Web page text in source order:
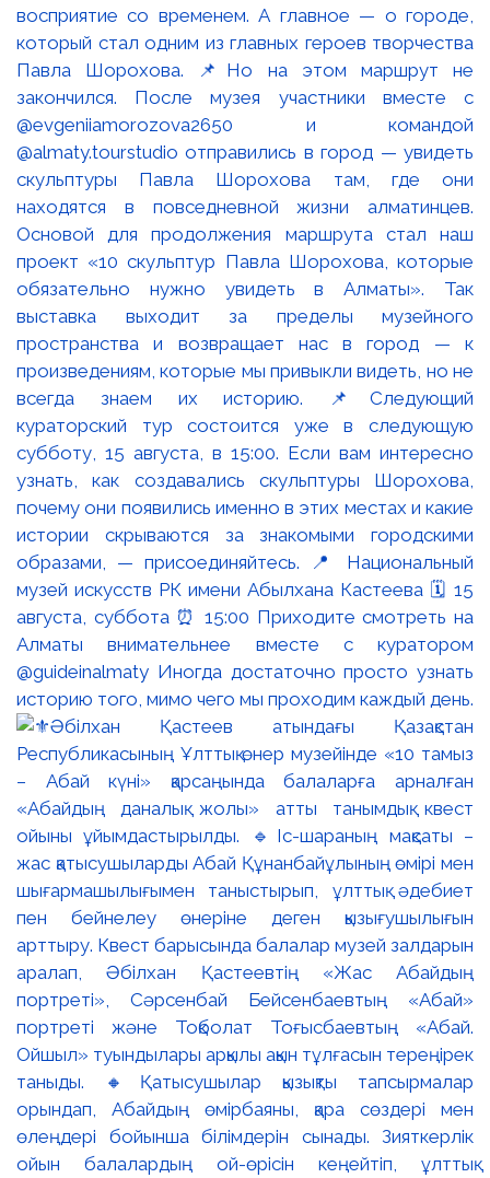
восприятие со временем. А главное — о городе,
который стал одним из главных героев творчества
Павла Шорохова. 📌Но на этом маршрут не
закончился. После музея участники вместе с
@evgeniiamorozova2650 и командой
@almaty.tourstudio отправились в город — увидеть
скульптуры Павла Шорохова там, где они
находятся в повседневной жизни алматинцев.
Основой для продолжения маршрута стал наш
проект «10 скульптур Павла Шорохова, которые
обязательно нужно увидеть в Алматы». Так
выставка выходит за пределы музейного
пространства и возвращает нас в город — к
произведениям, которые мы привыкли видеть, но не
всегда знаем их историю. 📌Следующий
кураторский тур состоится уже в следующую
субботу, 15 августа, в 15:00. Если вам интересно
узнать, как создавались скульптуры Шорохова,
почему они появились именно в этих местах и какие
истории скрываются за знакомыми городскими
образами, — присоединяйтесь. 📍 Национальный
музей искусств РК имени Абылхана Кастеева 🗓 15
августа, суббота ⏰ 15:00 Приходите смотреть на
Алматы внимательнее вместе с куратором
@guideinalmaty Иногда достаточно просто узнать
историю того, мимо чего мы проходим каждый день.